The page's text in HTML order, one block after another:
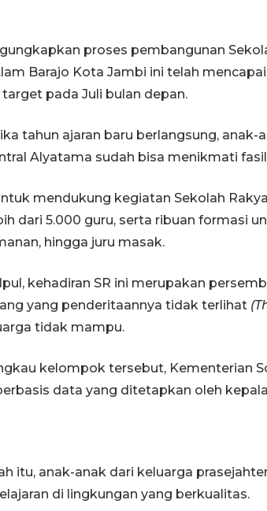
proses pembangunan
Barajo Kota Jambi ini telah
pada Juli bulan depan.
tahun ajaran baru berlangsung,
Alyatama sudah bisa menikmati
mendukung kegiatan Sekolah
dari 5.000 guru, serta ribuan formasi
hingga juru masak.
kehadiran SR ini merupakan
yang penderitaannya tidak terlihat
tidak mampu.
kelompok tersebut, Kementerian
data yang ditetapkan oleh
itu, anak-anak dari keluarga
di lingkungan yang berkualitas.
3